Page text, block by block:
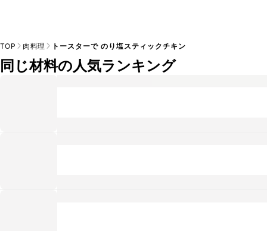
TOP 肉料理 トースターで のり塩スティックチキン
同じ材料の人気ランキング